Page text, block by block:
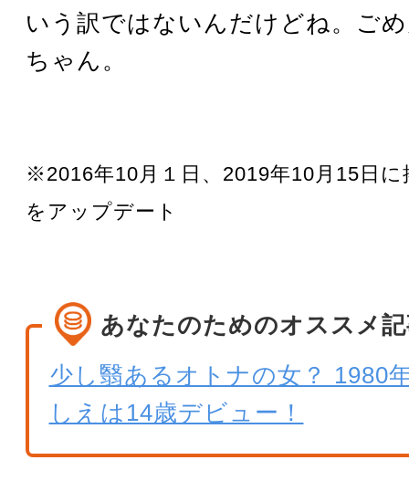
いう訳ではないんだけどね。ご
ちゃん。
※2016年10月１日、2019年10月15日に
をアップデート
あなたのためのオススメ
少し翳あるオトナの女？ 1980
しえは14歳デビュー！